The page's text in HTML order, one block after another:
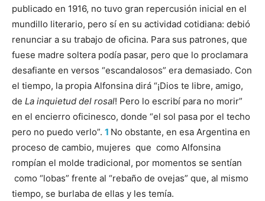
publicado en 1916, no tuvo gran repercusión inicial en el
mundillo literario, pero sí en su actividad cotidiana: debió
renunciar a su trabajo de oficina. Para sus patrones, que
fuese madre soltera podía pasar, pero que lo proclamara
desafiante en versos “escandalosos” era demasiado. Con
el tiempo, la propia Alfonsina dirá “¡Dios te libre, amigo,
de La inquietud del rosal! Pero lo escribí para no morir”
en el encierro oficinesco, donde “el sol pasa por el techo
pero no puedo verlo”. 1 No obstante, en esa Argentina en
proceso de cambio, mujeres que como Alfonsina
rompían el molde tradicional, por momentos se sentían
como “lobas” frente al “rebaño de ovejas” que, al mismo
tiempo, se burlaba de ellas y les temía.